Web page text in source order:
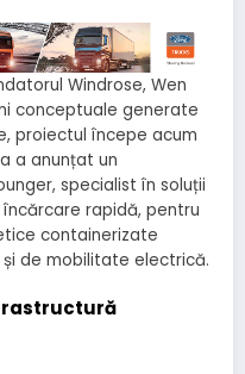
Windrose, Wen
conceptuale generate
proiectul începe acum
a anunțat un
specialist în soluții
rapidă, pentru
containerizate
de mobilitate electrică.